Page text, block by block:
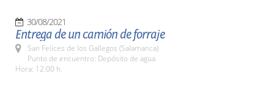
30/08/2021
Entrega de un camión de forraje
San Felices de los Gallegos (Salamanca)
Punto de encuentro: Depósito de agua
Hora: 12:00 h.